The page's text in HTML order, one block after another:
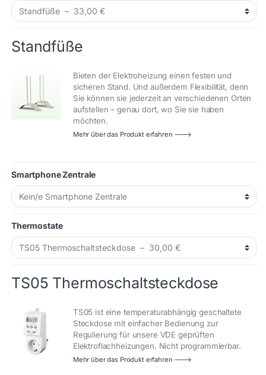
Standfüße
Bieten der Elektroheizung einen festen und
sicheren Stand. Und außerdem Flexibilität, denn
Sie können sie jederzeit an verschiedenen Orten
aufstellen – genau dort, wo Sie sie haben
möchten.
Mehr über das Produkt erfahren 🡒
Smartphone Zentrale
Thermostate
TS05 Thermoschaltsteckdose
TS05 ist eine temperaturabhängig geschaltete
Steckdose mit einfacher Bedienung zur
Regulierung für unsere VDE geprüften
Elektroflachheizungen. Nicht programmierbar.
Mehr über das Produkt erfahren 🡒